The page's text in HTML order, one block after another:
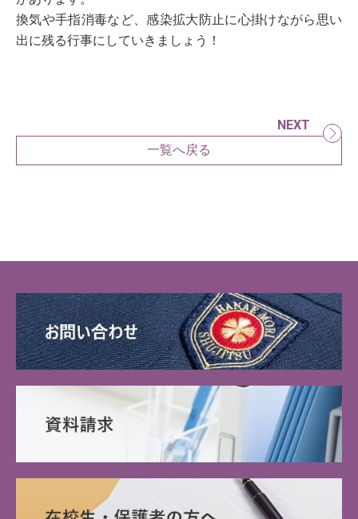
換気や手指消毒など、感染拡大防止に心掛けながら思い
出に残る行事にしていきましょう！
NEXT
一覧へ戻る